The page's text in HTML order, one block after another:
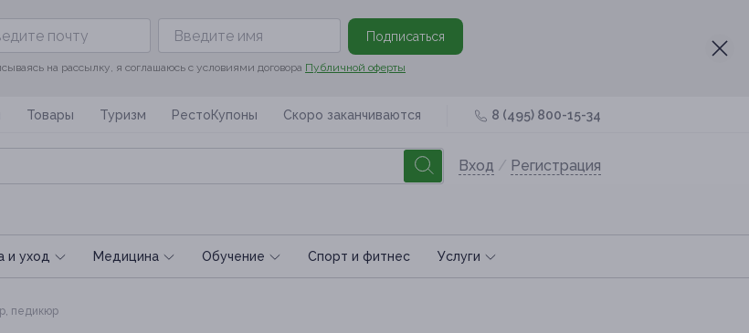
Подписаться
на рассылку, я соглашаюсь с условиями договора Публичной оферты
Товары Туризм РестоКупоны Скоро заканчиваются 8 (495) 800-15-34
Вход / Регистрация
и уход Медицина Обучение Спoрт и фитнес Услуги
педикюр